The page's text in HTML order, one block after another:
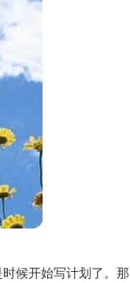
候开始写计划了。那